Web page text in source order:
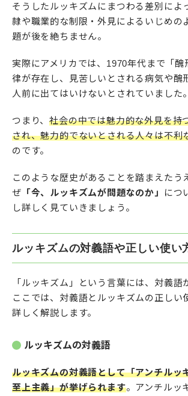
そうしたルッキズムにまつわる差別によ
隷や職業的な制限・外見によるいじめの
題が後を絶ちません。
実際にアメリカでは、1970年代まで「醜
律が存在し、見苦しいとされる病気や醜
人前に出てはいけないとされていました。
つまり、社会の中では魅力的な外見を持
され、魅力的でないとされる人々は不利
のです。
このような歴史があることを踏まえたう
ぜ 「今、ルッキズムが問題なのか」
につ
し詳しく見ていきましょう。
ルッキズムの対義語や正しい使い
「ルッキズム」という言葉には、対義語
ここでは、対義語とルッキズムの正しい
詳しく解説します。
ルッキズムの対義語
ルッキズムの対義語として「アンチルッ
至上主義」が挙げられます。アンチルッ